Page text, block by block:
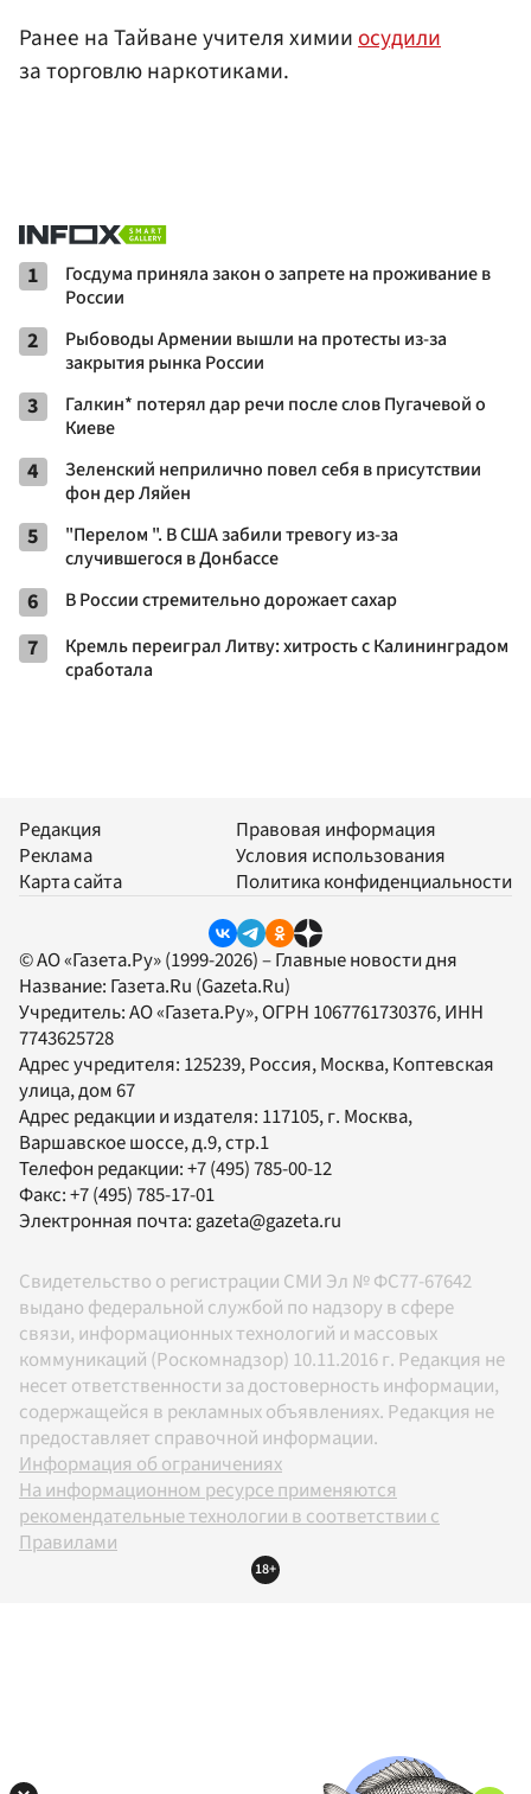
Ранее на Тайване учителя химииосудили
за торговлю наркотиками.
1
Госдума приняла закон о запрете на проживание в
России
2
Рыбоводы Армении вышли на протесты из-за
закрытия рынка России
3
Галкин* потерял дар речи после слов Пугачевой о
Киеве
4
Зеленский неприлично повел cебя в присутствии
фон дер Ляйен
5
"Перелом ". В США забили тревогу из-за
случившегося в Донбассе
6 В России стремительно дорожает сахар
7
Кремль переиграл Литву: хитрость с Калининградом
сработала
Редакция
Реклама
Карта сайта
Правовая информация
Условия использования
Политика конфиденциальности
© АО «Газета.Ру» (1999-2026) – Главные новости дня
Название: Газета.Ru (Gazeta.Ru)
Учредитель:АО «Газета.Ру», ОГРН 1067761730376, ИНН
7743625728
Адрес учредителя: 125239, Россия, Москва, Коптевская
улица, дом 67
Адрес редакции и издателя: 117105, г. Москва,
Варшавское шоссе, д.9, стр.1
Телефон редакции:+7 (495) 785-00-12
Факс:+7 (495) 785-17-01
Электронная почта:gazeta@gazeta.ru
Свидетельство о регистрации СМИ Эл № ФС77-67642
выдано федеральной службой по надзору в сфере
связи, информационных технологий и массовых
коммуникаций (Роскомнадзор) 10.11.2016 г. Редакция не
несет ответственности за достоверность информации,
содержащейся в рекламных объявлениях. Редакция не
предоставляет справочной информации.
Информация об ограничениях
На информационном ресурсе применяются
рекомендательные технологии в соответствии с
Правилами
18+